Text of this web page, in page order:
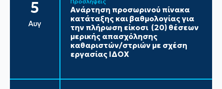
5
Αυγ
Ανάρτηση προσωρινού πίνακα
κατάταξης και βαθμολογίας για
την πλήρωση είκοσι (20) θέσεων
μερικής απασχόλησης
καθαριστών/στριών με σχέση
εργασίας ΙΔΟΧ